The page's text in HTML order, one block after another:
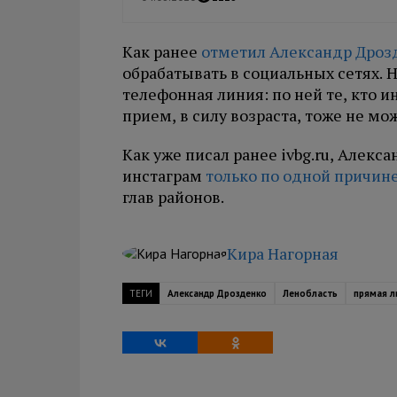
Как ранее отметил Александр
обрабатывать в социальных
телефонная линия: по ней те, кто
прием, в силу возраста, тоже не
Как уже писал ранее ivbg.ru,
инстаграм только по одной
глав районов.
Кира Нагорная
ТЕГИ Александр Дрозденко Ленобласть прямая